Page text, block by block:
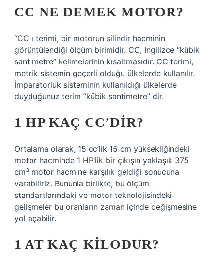
CC NE DEMEK MOTOR?
“CC ı terimi, bir motorun silindir hacminin
görüntülendiği ölçüm birimidir. CC, İngilizce “kübik
santimetre” kelimelerinin kısaltmasıdır. CC terimi,
metrik sistemin geçerli olduğu ülkelerde kullanılır.
İmparatorluk sisteminin kullanıldığı ülkelerde
duyduğunuz terim “kübik santimetre” dir.
1 HP KAÇ CC’DIR?
Ortalama olarak, 15 cc’lik 15 cm yüksekliğindeki
motor hacminde 1 HP’lik bir çıkışın yaklaşık 375
cm³ motor hacmine karşılık geldiği sonucuna
varabiliriz. Bununla birlikte, bu ölçüm
standartlarındaki ve motor teknolojisindeki
gelişmeler bu oranların zaman içinde değişmesine
yol açabilir.
1 AT KAÇ KILODUR?